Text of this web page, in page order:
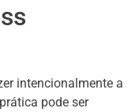
intencionalmente a
pode ser